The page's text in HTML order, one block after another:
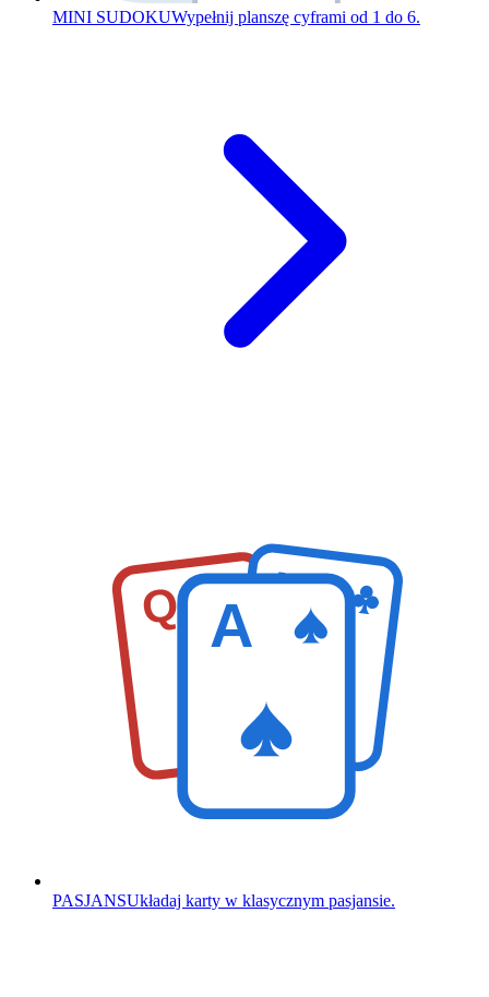
MINI SUDOKUWypełnij planszę cyframi od 1 do 6.
Q K
A
PASJANSUkładaj karty w klasycznym pasjansie.